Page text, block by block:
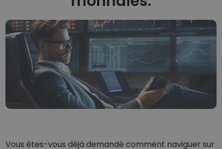
...aujourd'hui cela vaudait
Portefeuilles intelligents
Portefeuille Kriptomat
Un portefeuille crypto simple et sécurisé
Explorateur d'investissement
Trouve ta stratégie crypto
KriptoEarn
Gagnez des récompenses sur votre crypto
Vous êtes-vous déjà demandé comment naviguer sur